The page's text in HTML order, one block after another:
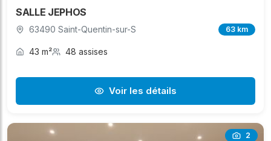
SALLE JEPHOS
63490 Saint-Quentin-sur-S 63 km
43 m² 48 assises
Voir les détails
2